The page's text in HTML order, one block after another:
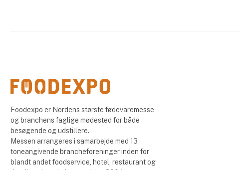
Foodexpo er Nordens største fødevaremesse
og branchens faglige mødested for både
besøgende og udstillere.
Messen arrangeres i samarbejde med 13
toneangivende brancheforeninger inden for
blandt andet foodservice, hotel, restaurant og